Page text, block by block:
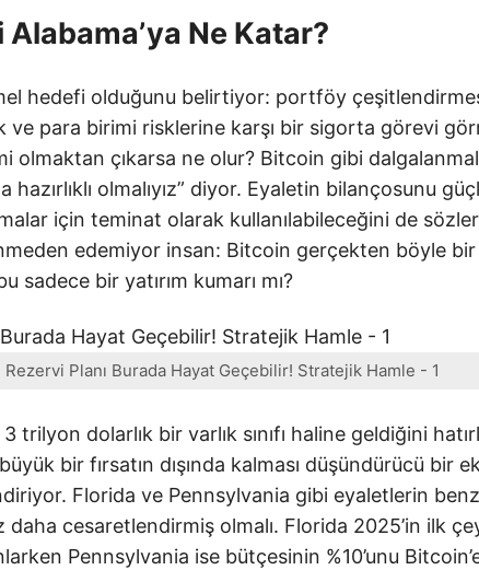
Ne Katar?
hedefi olduğunu belirtiyor: portföy
ve para birimi risklerine karşı bir sigorta görevi
olmaktan çıkarsa ne olur? Bitcoin gibi
hazırlıklı olmalıyız” diyor. Eyaletin bilançosunu
için teminat olarak kullanılabileceğini de
edemiyor insan: Bitcoin gerçekten böyle
sadece bir yatırım kumarı mı?
Planı Burada Hayat Geçebilir! Stratejik Hamle - 1
trilyon dolarlık bir varlık sınıfı haline geldiğini
bir fırsatın dışında kalması düşündürücü bir
Florida ve Pennsylvania gibi eyaletlerin
daha cesaretlendirmiş olmalı. Florida 2025’in ilk
Pennsylvania ise bütçesinin %10’unu Bitcoin’e